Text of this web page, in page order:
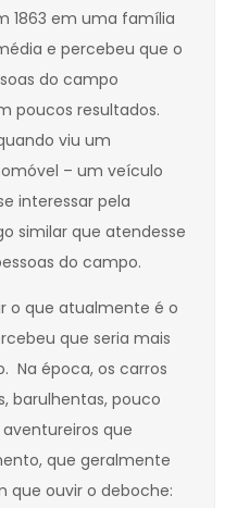
1863 em uma família
e percebeu que o
do campo
poucos resultados.
viu um
– um veículo
interessar pela
similar que atendesse
do campo.
o que atualmente é o
que seria mais
Na época, os carros
barulhentas, pouco
que
que geralmente
que ouvir o deboche: